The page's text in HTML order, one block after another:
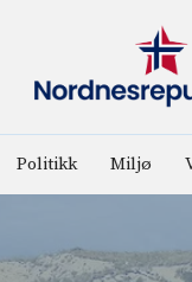
Politikk Miljø